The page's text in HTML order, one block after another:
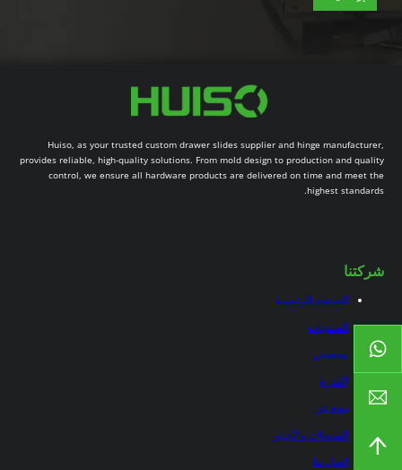
شركتنا
الصفحة الرئيسية
المنتجات
مخصص
القدرة
نبذة عن
المدونات والأخبار
اتصل بنا
Huiso, as your trusted custom drawer slides supplier and hinge manufacturer,
provides reliable, high-quality solutions. From mold design to production and quality
control, we ensure all hardware products are delivered on time and meet the
highest standards.